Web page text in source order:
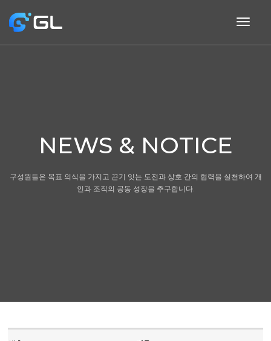
NEWS & NOTICE
구성원들은 목표 의식을 가지고 끈기 잇는 도전과 상호 간의 협력을 실천하여 개
인과 조직의 공동 성장을 추구합니다.